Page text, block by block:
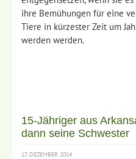
ihre Bemühungen für eine
Tiere in kürzester Zeit um
werden werden.
15-Jähriger aus
dann seine Schwester
17. DEZEMBER 2014